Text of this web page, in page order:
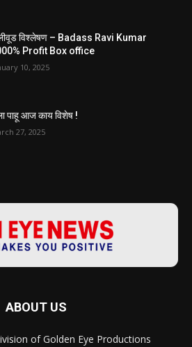
विश्लेषण – Badass Ravi Kumar
Profit Box office
10, 2025
पाहू आज काय विशेष !
27, 2025
ABOUT US
of Golden Eye Productions